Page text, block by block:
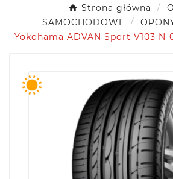
Strona główna
SAMOCHODOWE
Yokohama ADVAN Sport V103 N-